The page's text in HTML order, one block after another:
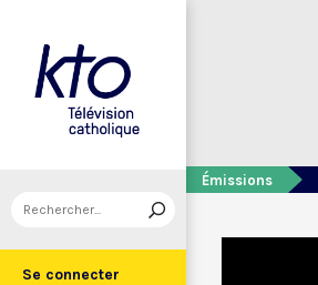
Se connecter
Émissions